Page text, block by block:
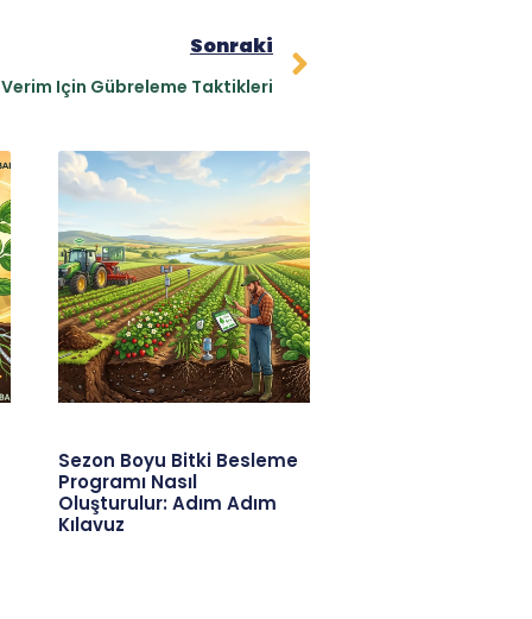
Sonraki
Verim Için Gübreleme Taktikleri
Sezon Boyu Bitki Besleme
Programı Nasıl
Oluşturulur: Adım Adım
Kılavuz